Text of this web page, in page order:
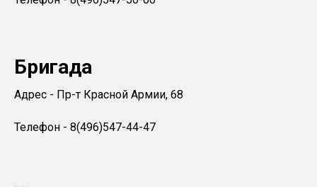
Бригада
Адрес - Пр-т Красной Армии, 68
Телефон - 8(496)547-44-47